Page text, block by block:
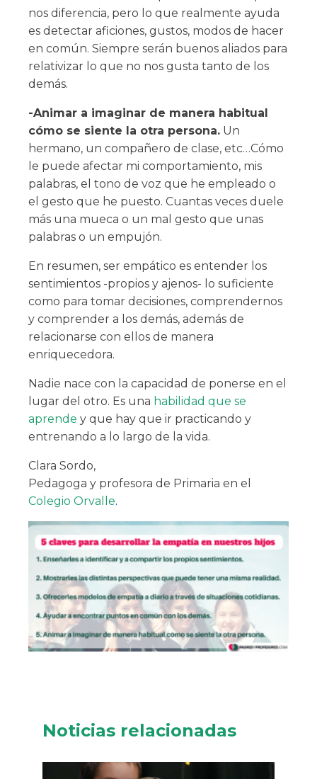
nos diferencia, pero lo que realmente ayuda
es detectar aficiones, gustos, modos de hacer
en común. Siempre serán buenos aliados para
relativizar lo que no nos gusta tanto de los
demás.
-Animar a imaginar de manera habitual
cómo se siente la otra persona. Un
hermano, un compañero de clase, etc…Cómo
le puede afectar mi comportamiento, mis
palabras, el tono de voz que he empleado o
el gesto que he puesto. Cuantas veces duele
más una mueca o un mal gesto que unas
palabras o un empujón.
En resumen, ser empático es entender los
sentimientos -propios y ajenos- lo suficiente
como para tomar decisiones, comprendernos
y comprender a los demás, además de
relacionarse con ellos de manera
enriquecedora.
Nadie nace con la capacidad de ponerse en el
lugar del otro. Es una habilidad que se
aprende y que hay que ir practicando y
entrenando a lo largo de la vida.
Clara Sordo,
Pedagoga y profesora de Primaria en el
Colegio Orvalle.
Noticias relacionadas